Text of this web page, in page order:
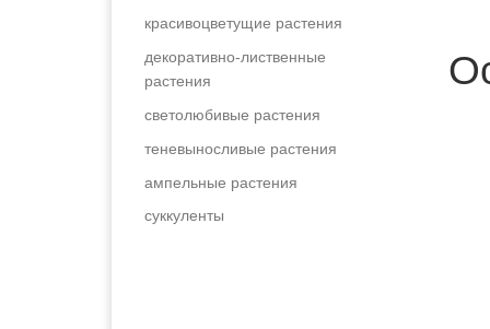
красивоцветущие растения
декоративно-лиственные
растения
светолюбивые растения
теневыносливые растения
ампельные растения
суккуленты